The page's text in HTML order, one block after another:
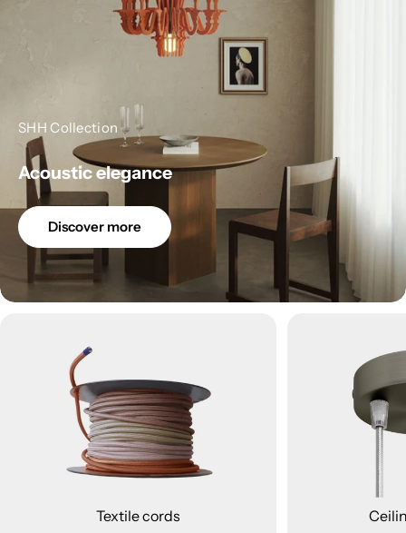
SHH Collection
Acoustic elegance
Discover more
Textile cords